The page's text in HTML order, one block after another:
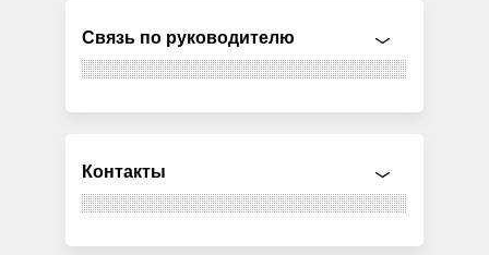
Связь по руководителю
Контакты